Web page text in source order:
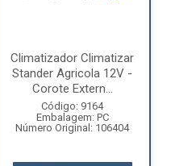
Climatizador Climatizar
Stander Agricola 12V -
Corote Extern...
Código: 9164
Embalagem: PC
Número Original: 106404